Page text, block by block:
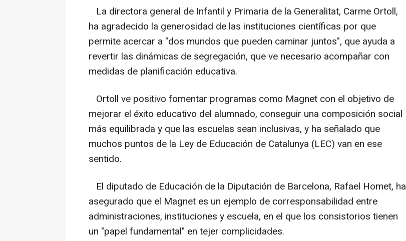
La directora general de Infantil y Primaria de la Generalitat, Carme Ortoll,
ha agradecido la generosidad de las instituciones científicas por que
permite acercar a "dos mundos que pueden caminar juntos", que ayuda a
revertir las dinámicas de segregación, que ve necesario acompañar con
medidas de planificación educativa.
Ortoll ve positivo fomentar programas como Magnet con el objetivo de
mejorar el éxito educativo del alumnado, conseguir una composición social
más equilibrada y que las escuelas sean inclusivas, y ha señalado que
muchos puntos de la Ley de Educación de Catalunya (LEC) van en ese
sentido.
El diputado de Educación de la Diputación de Barcelona, Rafael Homet, ha
asegurado que el Magnet es un ejemplo de corresponsabilidad entre
administraciones, instituciones y escuela, en el que los consistorios tienen
un "papel fundamental" en tejer complicidades.